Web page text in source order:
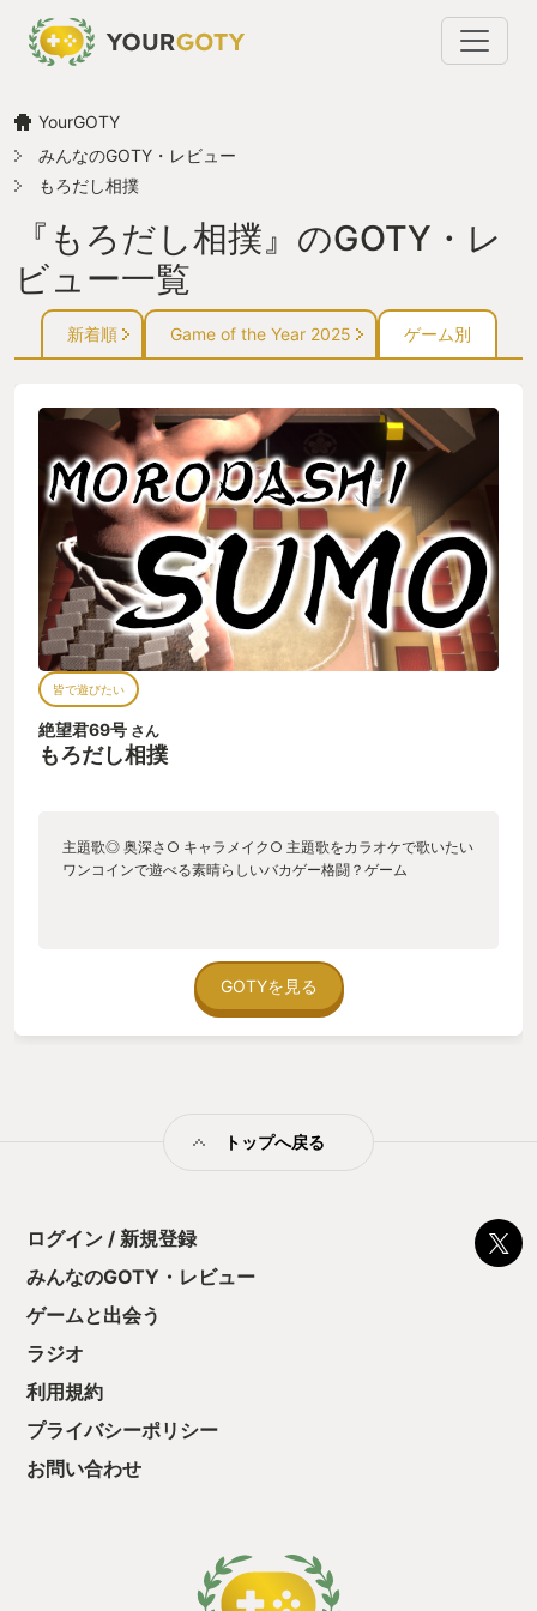
YourGOTY
みんなのGOTY・レビュー
もろだし相撲
『もろだし相撲』のGOTY・レ
ビュー一覧
新着順 Game of the Year 2025 ゲーム別
皆で遊びたい
絶望君69号 さん
もろだし相撲
主題歌◎ 奥深さ○ キャラメイク○ 主題歌をカラオケで歌いたい
ワンコインで遊べる素晴らしいバカゲー格闘？ゲーム
GOTYを見る
トップへ戻る
ログイン / 新規登録
みんなのGOTY・レビュー
ゲームと出会う
ラジオ
利用規約
プライバシーポリシー
お問い合わせ